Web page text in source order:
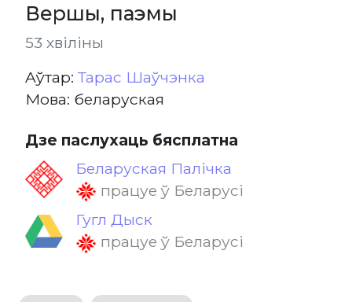
Вершы, паэмы
53 хвіліны
Aўтар: Тарас Шаўчэнка
Мова: беларуская
Дзе паслухаць бясплатна
Беларуская Палічка
працуе ў Беларусі
Гугл Дыск
працуе ў Беларусі